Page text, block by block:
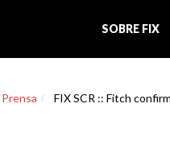
SOBRE FIX
FIX SCR :: Fitch